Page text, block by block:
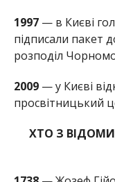
1997— в Києві
підписали пакет
розподіл
2009— у Києві
просвітницький
ХТО З